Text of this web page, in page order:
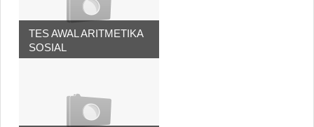
TES AWAL ARITMETIKA
SOSIAL